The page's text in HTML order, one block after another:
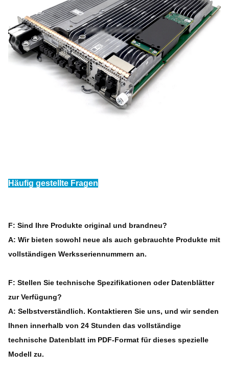
Häufig gestellte Fragen
F: Sind Ihre Produkte original und brandneu?
A: Wir bieten sowohl neue als auch gebrauchte Produkte mit
vollständigen Werksseriennummern an.
F: Stellen Sie technische Spezifikationen oder Datenblätter
zur Verfügung?
A: Selbstverständlich. Kontaktieren Sie uns, und wir senden
Ihnen innerhalb von 24 Stunden das vollständige
technische Datenblatt im PDF-Format für dieses spezielle
Modell zu.